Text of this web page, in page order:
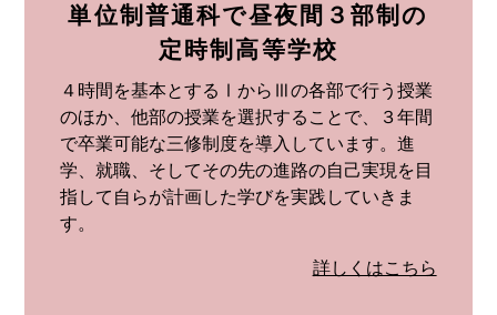
単位制普通科で昼夜間３部制の
定時制高等学校
４時間を基本とするⅠからⅢの各部で行う授業
のほか、他部の授業を選択することで、３年間
で卒業可能な三修制度を導入しています。進
学、就職、そしてその先の進路の自己実現を目
指して自らが計画した学びを実践していきま
す。
詳しくはこちら